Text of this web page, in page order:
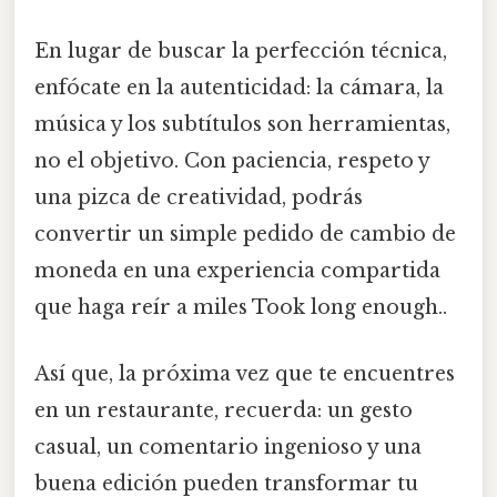
En lugar de buscar la perfección técnica,
enfócate en la autenticidad: la cámara, la
música y los subtítulos son herramientas,
no el objetivo. Con paciencia, respeto y
una pizca de creatividad, podrás
convertir un simple pedido de cambio de
moneda en una experiencia compartida
que haga reír a miles Took long enough..
Así que, la próxima vez que te encuentres
en un restaurante, recuerda: un gesto
casual, un comentario ingenioso y una
buena edición pueden transformar tu